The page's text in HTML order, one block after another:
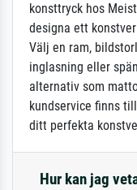
konsttryck hos
designa ett
Välj en ram,
inglasning eller
alternativ som
kundservice finns
ditt perfekta
Hur kan jag